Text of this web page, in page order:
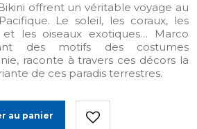
offrent un véritable voyage au
Le soleil, les coraux, les
et les oiseaux exotiques… Marco
des motifs des costumes
raconte à travers ces décors la
de ces paradis terrestres.
au panier